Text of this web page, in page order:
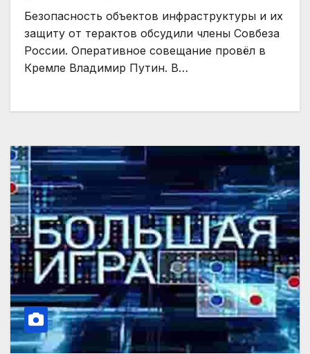
Безопасность объектов инфраструктуры и их
защиту от терактов обсудили члены Совбеза
России. Оперативное совещание провёл в
Кремле Владимир Путин. В…